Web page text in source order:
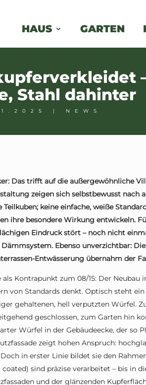
HAUS GARTEN
Stahl dahinter
| NEWS
Das trifft auf die außergewöhnliche
zeigen sich selbstbewusst nach
Teilkuben; keine einfache, weiße
ihre besondere Wirkung entwickeln.
Eindruck stört – noch nicht
Dämmsystem. Ebenso unverzichtbar:
Entwässerung übernahm der
als Kontrapunkt zum 08/15: Der
von Standards denkt. Optisch steht
gehaltenen, hell verputzten Würfel.
geschlossen, zum Garten hin
Würfel in der Gebäudeecke, der so
zeigt hohen Anspruch:
in erster Linie bildet sie den
coated) sind präzise verarbeitet – bis in
und der glänzenden